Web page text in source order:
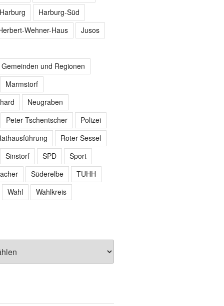
Harburg-Süd
Wehner-Haus
Jusos
und Regionen
Marmstorf
Neugraben
Peter Tschentscher
Polizei
Roter Sessel
Sinstorf
SPD
Sport
Süderelbe
TUHH
Wahl
Wahlkreis